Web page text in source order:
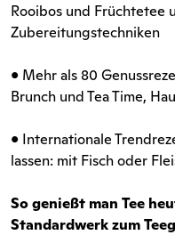
Rooibos und Früchtetee
Zubereitungstechniken
• Mehr als 80
Brunch und Tea Time,
• Internationale
lassen: mit Fisch oder
So genießt man Tee
Standardwerk zum